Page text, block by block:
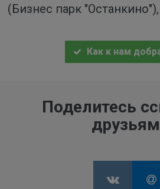
(Бизнес парк
Как к нам
Поделитесь